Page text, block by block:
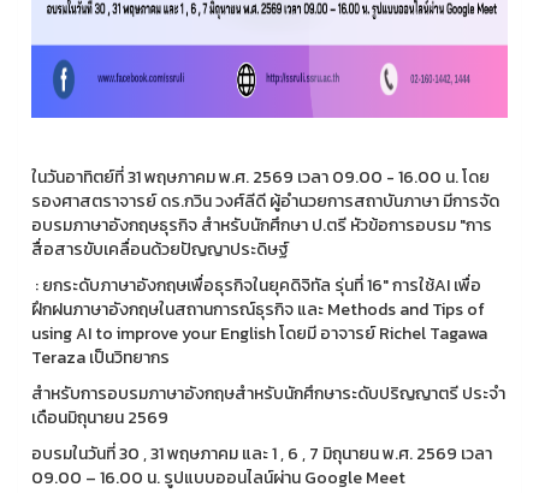
ในวันอาทิตย์ที่ 31 พฤษภาคม พ.ศ. 2569 เวลา 09.00 - 16.00 น. โดย
รองศาสตราจารย์ ดร.กวิน วงศ์ลีดี ผู้อำนวยการสถาบันภาษา มีการจัด
อบรมภาษาอังกฤษธุรกิจ สำหรับนักศึกษา ป.ตรี หัวข้อการอบรม "การ
สื่อสารขับเคลื่อนด้วยปัญญาประดิษฐ์
: ยกระดับภาษาอังกฤษเพื่อธุรกิจในยุคดิจิทัล รุ่นที่ 16" การใช้AI เพื่อ
ฝึกฝนภาษาอังกฤษในสถานการณ์ธุรกิจ และ Methods and Tips of
using AI to improve your English โดยมี อาจารย์ Richel Tagawa
Teraza เป็นวิทยากร
สำหรับการอบรมภาษาอังกฤษสำหรับนักศึกษาระดับปริญญาตรี ประจำ
เดือนมิถุนายน 2569
อบรมในวันที่ 30 , 31 พฤษภาคม และ 1 , 6 , 7 มิถุนายน พ.ศ. 2569 เวลา
09.00 – 16.00 น. รูปแบบออนไลน์ผ่าน Google Meet